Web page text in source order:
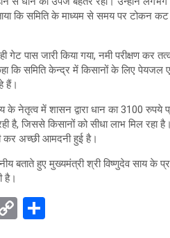
कि समिति के माध्यम से समय पर टोकन
गेट पास जारी किया गया, नमी परीक्षण कर
कि समिति केन्द्र में किसानों के लिए पेयजल
हैं।
के नेतृत्व में शासन द्वारा धान का 3100 रुपये
है, जिससे किसानों को सीधा लाभ मिल रहा
कर अच्छी आमदनी हुई है।
बताते हुए मुख्यमंत्री श्री विष्णुदेव साय के
है।
C